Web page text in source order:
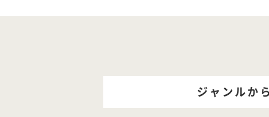
ジャンルか